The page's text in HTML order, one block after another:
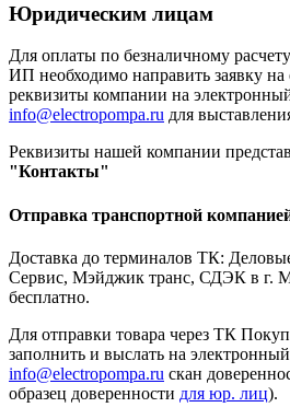
Юридическим лицам
Для оплаты по безналичному
ИП необходимо направить заявку на
реквизиты компании на
info@electropompa.ru для
Реквизиты нашей компании
"Контакты"
Отправка транспортной
Доставка до терминалов ТК:
Сервис, Мэйджик транс, СДЭК в г.
бесплатно.
Для отправки товара через ТК
заполнить и выслать на
info@electropompa.ru скан
образец доверенности для юр. лиц).